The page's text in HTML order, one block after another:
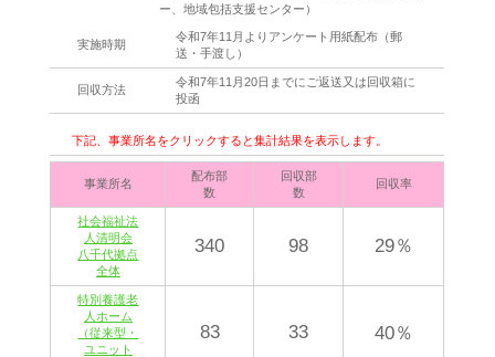
ー、地域包括支援センター）
実施時期
令和7年11月よりアンケート用紙配布（郵
送・手渡し）
回収方法
令和7年11月20日までにご返送又は回収箱に
投函
下記、事業所名をクリックすると集計結果を表示します。
事業所名
配布部
数
回収部
数
回収率
社会福祉法
人清明会
八千代拠点
全体
340 98 29％
特別養護老
人ホーム
（従来型・
ユニット
83 33 40％